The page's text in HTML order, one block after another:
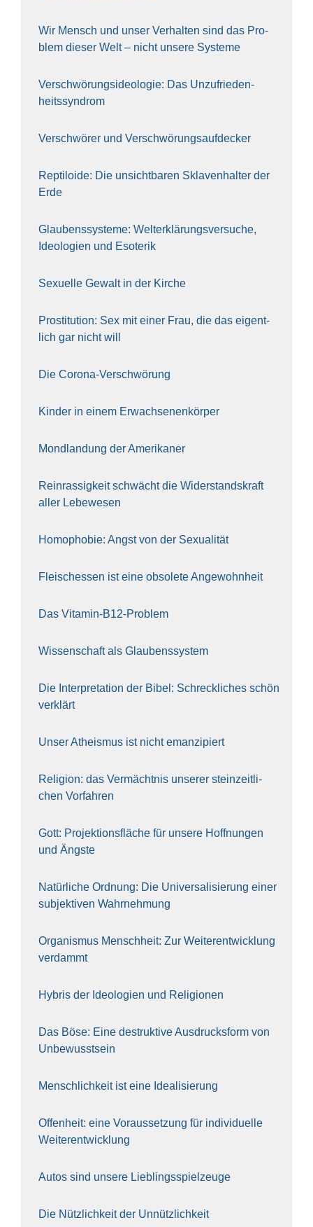
Wir Mensch und unser Ver­hal­ten sind das Pro­
blem die­ser Welt – nicht unse­re Sys‍te‍me
Ver­schwö­rungs­ideo­lo­gie: Das Unzufrieden­
heitssyndrom
Ver­schwö­rer und Verschwörungs­aufdecker
Rep­ti­lo­ide: Die unsicht­ba­ren Skla­ven­hal­ter der
Erde
Glau­bens­sys­te­me: Welt­erklä­rungs­ver­su­che,
Ideo­lo­gien und Eso­te­rik
Sexu­el­le Gewalt in der Kir­che
Pro­sti­tu­ti­on: Sex mit einer Frau, die das eigent­
lich gar nicht will
Die Coro­na-Ver­schwö­rung
Kin­der in einem Erwach­se­nen­kör­per
Mond­lan­dung der Ame­ri­ka­ner
Rein­ras­sig­keit schwächt die Wider­stands­kraft
aller Lebe­we­sen
Homo­pho­bie: Angst von der Sexua­li­tät
Fleisch­essen ist eine obso­le­te An‍ge‍wohn‍heit
Das Vit­amin-B12-Pro­blem
Wis­sen­schaft als Glau­bens­sys­tem
Die Inter­pre­ta­ti­on der Bibel: Schreck­li­ches schön
ver­klärt
Unser Athe­is­mus ist nicht eman­zi­piert
Reli­gi­on: das Ver­mächt­nis unse­rer stein­zeit­li­
chen Vor­fah­ren
Gott: Pro­jek­ti­ons­flä­che für unse­re Hoff­nun­gen
und Ängs­te
Natür­li­che Ord­nung: Die Uni­ver­sa­li­sie­rung einer
sub­jek­ti­ven Wahr­neh­mung
Orga­nis­mus Mensch­heit: Zur Wei­ter­ent­wick­lung
ver­dammt
Hybris der Ideo­lo­gien und Reli­gio­nen
Das Böse: Eine destruk­ti­ve Aus­drucks­form von
Unbe­wusst­sein
Mensch­lich­keit ist eine Idea­li­sie­rung
Offen­heit: eine Vor­aus­set­zung für indi­vi­du­el­le
Wei­ter­ent­wick­lung
Autos sind unse­re Lieb­lings­spiel­zeu­ge
Die Nütz­lich­keit der Unnütz­lich­keit